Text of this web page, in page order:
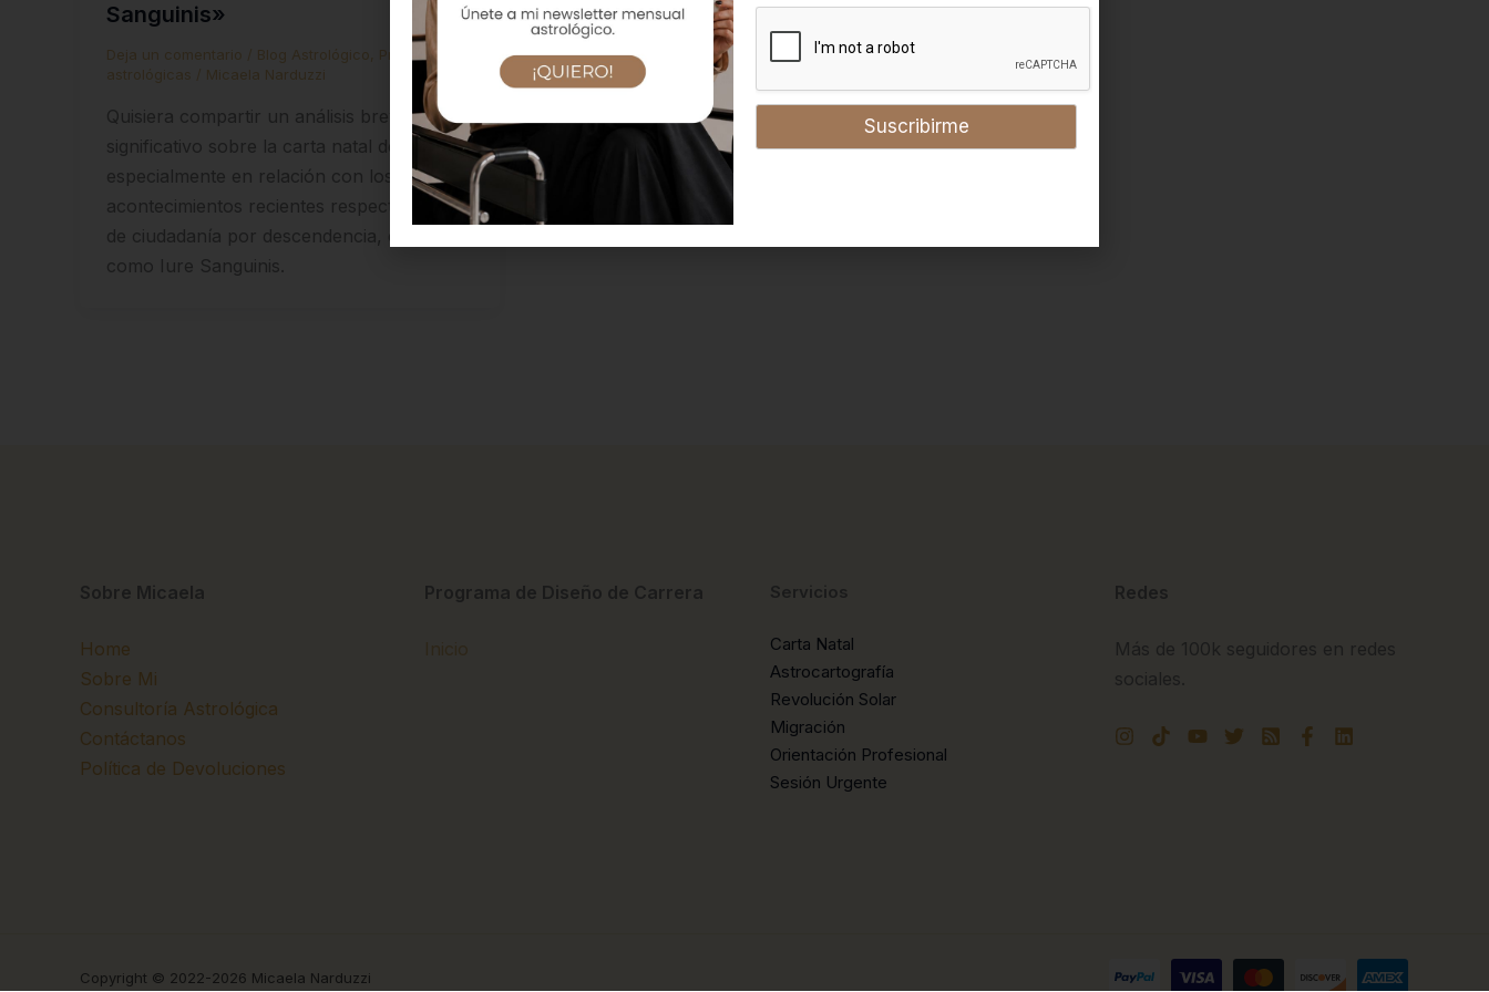
Sanguinis»
Deja un comentario / Blog Astrológico
Predicciones
astrológicas / Micaela Narduzzi
Quisiera compartir un análisis breve pero
significativo sobre la carta natal de Italia,
especialmente en relación con los
acontecimientos recientes respecto a la ley
de ciudadanía por descendencia, conocida
como Iure Sanguinis.
Sobre Micaela
Home
Sobre Mi
Consultoría Astrológica
Contáctanos
Política de Devoluciones
Programa de Diseño de Carrera Servicios
Carta Natal
Astrocartografía
Revolución Solar
Migración
Orientación Profesional
Sesión Urgente
Redes
Más de 100k seguidores en redes
sociales.
Copyright © 2022-2026 Micaela Narduzzi
Suscribirme